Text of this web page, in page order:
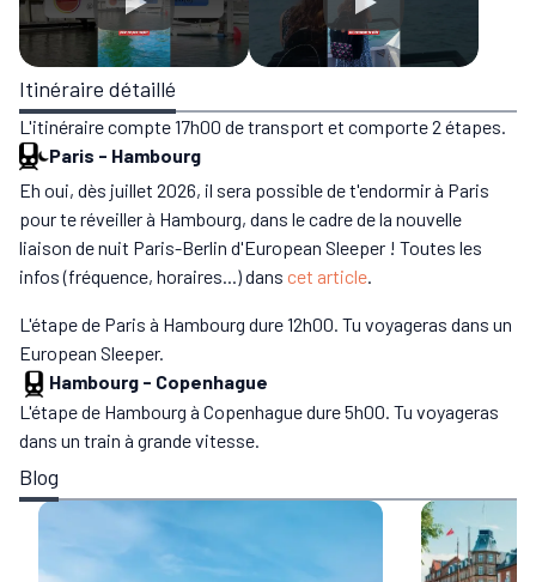
Itinéraire détaillé
L'itinéraire compte 17h00 de transport et comporte 2 étapes.
Paris - Hambourg
Eh oui, dès juillet 2026, il sera possible de t'endormir à Paris
pour te réveiller à Hambourg, dans le cadre de la nouvelle
liaison de nuit Paris-Berlin d'European Sleeper ! Toutes les
infos (fréquence, horaires...) dans cet article
L'étape de Paris à Hambourg dure 12h00. Tu voyageras dans un
European Sleeper.
Hambourg - Copenhague
L'étape de Hambourg à Copenhague dure 5h00. Tu voyageras
dans un train à grande vitesse.
Blog